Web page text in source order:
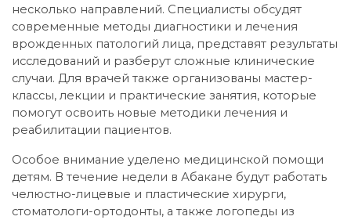
несколько направлений. Специалисты обсудят
современные методы диагностики и лечения
врожденных патологий лица, представят результаты
исследований и разберут сложные клинические
случаи. Для врачей также организованы мастер-
классы, лекции и практические занятия, которые
помогут освоить новые методики лечения и
реабилитации пациентов.
Особое внимание уделено медицинской помощи
детям. В течение недели в Абакане будут работать
челюстно-лицевые и пластические хирурги,
стоматологи-ортодонты, а также логопеды из